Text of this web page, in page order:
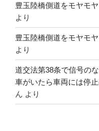
豊玉陸橋側道をモヤモ
より
豊玉陸橋側道をモヤモ
より
道交法第38条で信号の
車がいたら車両には停
ん より